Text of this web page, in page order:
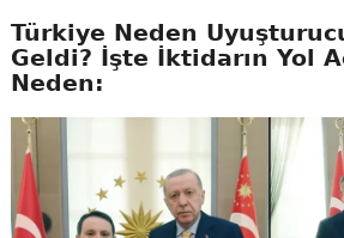
Türkiye Neden
Geldi? İşte İktidarın Yol
Neden: